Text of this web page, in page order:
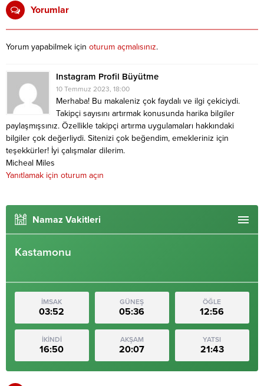
Yorumlar
Yorum yapabilmek için oturum açmalısınız.
Instagram Profil Büyütme
10 Temmuz 2023, 18:00
Merhaba! Bu makaleniz çok faydalı ve ilgi çekiciydi.
Takipçi sayısını artırmak konusunda harika bilgiler
paylaşmışsınız. Özellikle takipçi artırma uygulamaları hakkındaki
bilgiler çok değerliydi. Sitenizi çok beğendim, emekleriniz için
teşekkürler! İyi çalışmalar dilerim.
Micheal Miles
Yanıtlamak için oturum açın
Namaz Vakitleri
Kastamonu
İMSAK
03:52
GÜNEŞ
05:36
ÖĞLE
12:56
İKİNDİ
16:50
AKŞAM
20:07
YATSI
21:43